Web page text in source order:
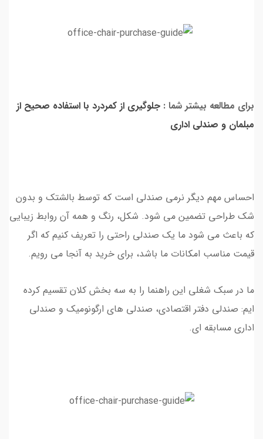
برای مطالعه بیشتر شما : جلوگیری از کمردرد با استفاده صحیح از
مبلمان و صندلی اداری
احساس مهم دیگر نرمی صندلی است که توسط بالشتک و بدون
شک طراحی تضمین می شود. شکل، رنگ و همه آن روابط زیبایی
که باعث می شود ما یک صندلی راحتی را تعریف کنیم که اگر
قیمت مناسب امکانات ما باشد، برای خرید به آنجا می رویم.
ما در سبک شغلی این راهنما را به سه بخش کلان تقسیم کرده
ایم: صندلی دفتر اقتصادی، صندلی های ارگونومیک و صندلی
اداری مسابقه ای.